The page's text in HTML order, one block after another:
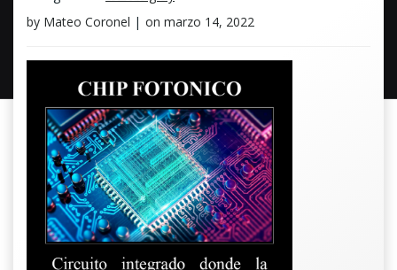
by Mateo Coronel | on marzo 14, 2022